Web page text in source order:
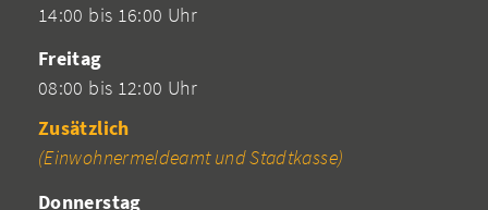
14:00 bis 16:00 Uhr
Freitag
08:00 bis 12:00 Uhr
Zusätzlich
(Einwohnermeldeamt und Stadtkasse)
Donnerstag